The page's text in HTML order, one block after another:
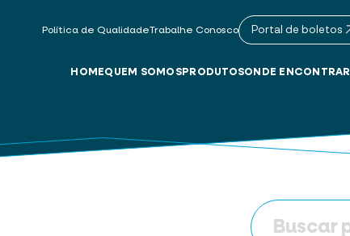
Política de QualidadeTrabalhe Conosco Portal de boletos
HOMEQUEM SOMOS PRODUTOSONDE ENCONTRAR